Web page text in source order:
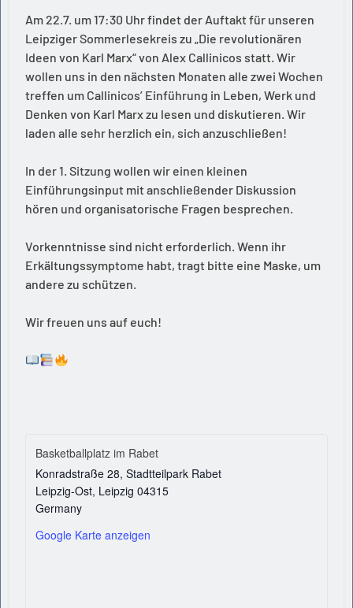
Am 22.7. um 17:30 Uhr findet der Auftakt für unseren
Leipziger Sommerlesekreis zu „Die revolutionären
Ideen von Karl Marx“ von Alex Callinicos statt. Wir
wollen uns in den nächsten Monaten alle zwei Wochen
treffen um Callinicos’ Einführung in Leben, Werk und
Denken von Karl Marx zu lesen und diskutieren. Wir
laden alle sehr herzlich ein, sich anzuschließen!
In der 1. Sitzung wollen wir einen kleinen
Einführungsinput mit anschließender Diskussion
hören und organisatorische Fragen besprechen.
Vorkenntnisse sind nicht erforderlich. Wenn ihr
Erkältungssymptome habt, tragt bitte eine Maske, um
andere zu schützen.
Wir freuen uns auf euch!
Basketballplatz im Rabet
Konradstraße 28, Stadtteilpark Rabet
Leipzig-Ost, Leipzig 04315
Germany
Google Karte anzeigen